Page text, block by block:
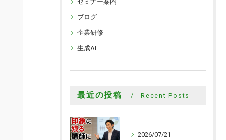
ブログ
企業研修
生成AI
最近の投稿 Recent Posts
2026/07/21